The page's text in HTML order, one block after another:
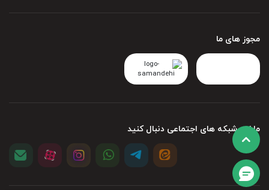
مجوز های ما
مارا در شبکه های اجتماعی دنبال کنید